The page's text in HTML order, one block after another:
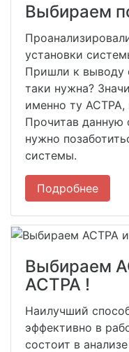
Выбираем
установки
Пришли к выводу
таки нужна?
именно ту АСТРА,
Прочитав данную
нужно
системы.
Подробнее
Выбираем
АСТРА !
Наилучший
эффективно в
состоит в